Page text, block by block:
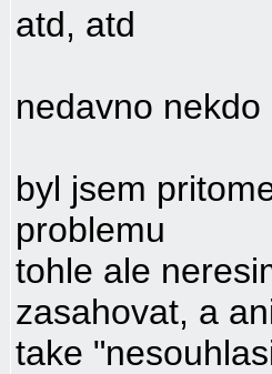
atd, atd
nedavno
byl jsem
problemu
tohle ale
zasahovat, a
take